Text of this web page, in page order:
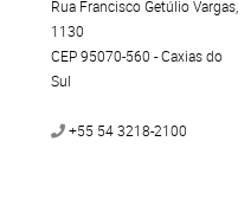
Rua Francisco Getúlio Vargas,
1130
CEP 95070-560 - Caxias do
Sul
+55 54 3218-2100